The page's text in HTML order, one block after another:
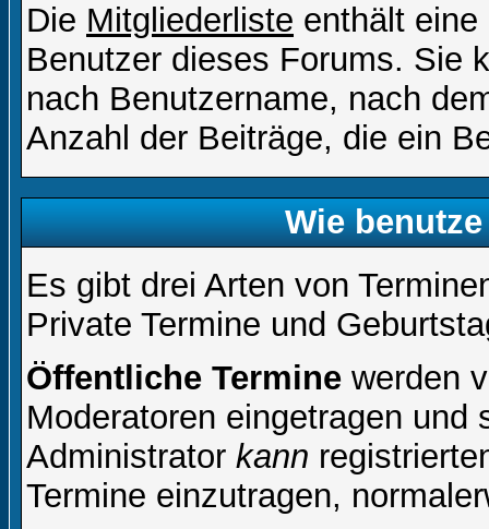
Die Mitgliederliste enthält
Benutzer dieses Forums. Sie
nach Benutzername, nach
Anzahl der Beiträge, die ein
Wie
Es gibt drei Arten von
Private Termine und
Öffentliche Termine werden
Moderatoren eingetragen und
Administrator kann
Termine einzutragen,